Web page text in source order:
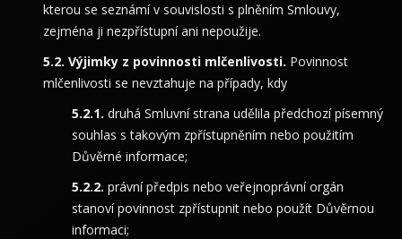
kterou se seznámí v souvislosti s plněním Smlouvy,
zejména ji nezpřístupní ani nepoužije.
Výjimky z povinnosti mlčenlivosti. Povinnost
mlčenlivosti se nevztahuje na případy, kdy
druhá Smluvní strana udělila předchozí písemný
souhlas s takovým zpřístupněním nebo použitím
Důvěrné informace;
právní předpis nebo veřejnoprávní orgán
stanoví povinnost zpřístupnit nebo použít Důvěrnou
informaci;